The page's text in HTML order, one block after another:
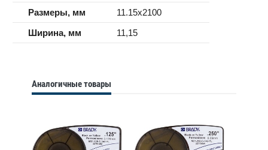
Размеры, мм
11.15x2100
Ширина, мм
11,15
Аналогичные товары